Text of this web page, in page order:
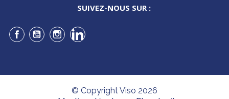
SUIVEZ-NOUS SUR :
Facebook
YouTubeInstagramLinkedIn
© Copyright Viso 2026